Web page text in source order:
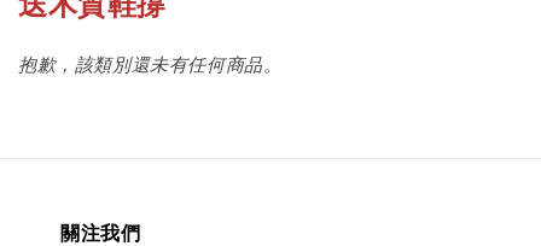
抱歉，該類別還未有任何商品。
關注我們